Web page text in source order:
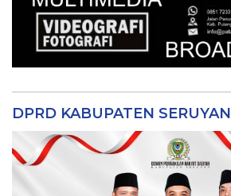
DPRD KABUPATEN SERUYAN